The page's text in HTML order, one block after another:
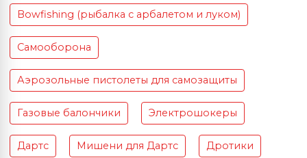
Bowfishing (рыбалка с арбалетом и луком)
Самооборона
Аэрозольные пистолеты для самозащиты
Газовые балончики Электрошокеры
Дартс Мишени для Дартс Дротики